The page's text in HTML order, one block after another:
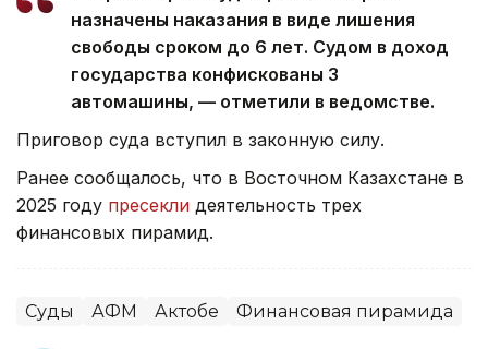
назначены наказания в виде лишения
свободы сроком до 6 лет. Судом в доход
государства конфискованы 3
автомашины, — отметили в ведомстве.
Приговор суда вступил в законную силу.
Ранее сообщалось, что в Восточном Казахстане в
2025 году пресекли деятельность трех
финансовых пирамид.
Суды АФМ Актобе Финансовая пирамида